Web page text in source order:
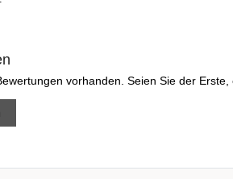
vorhanden. Seien Sie der